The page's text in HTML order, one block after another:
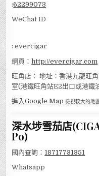
:62299073
WeChat ID
: evercigar
網頁：http://evercigar.com
旺角店： 地址：香港九龍旺
室(港鐵旺角站E2出口或港鐵
進入Google Map 檢視較大的地圖
深水埗雪茄店
Po)
國內查詢： 18717731351
Whatsapp